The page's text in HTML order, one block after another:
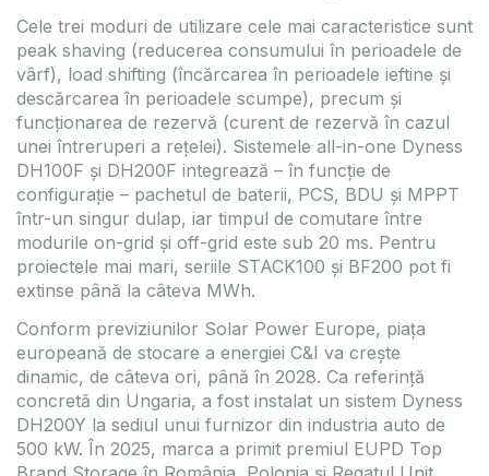
Cele trei moduri de utilizare cele mai caracteristice sunt
peak shaving (reducerea consumului în perioadele de
vârf), load shifting (încărcarea în perioadele ieftine și
descărcarea în perioadele scumpe), precum și
funcționarea de rezervă (curent de rezervă în cazul
unei întreruperi a rețelei). Sistemele all-in-one Dyness
DH100F și DH200F integrează – în funcție de
configurație – pachetul de baterii, PCS, BDU și MPPT
într-un singur dulap, iar timpul de comutare între
modurile on-grid și off-grid este sub 20 ms. Pentru
proiectele mai mari, seriile STACK100 și BF200 pot fi
extinse până la câteva MWh.
Conform previziunilor Solar Power Europe, piața
europeană de stocare a energiei C&I va crește
dinamic, de câteva ori, până în 2028. Ca referință
concretă din Ungaria, a fost instalat un sistem Dyness
DH200Y la sediul unui furnizor din industria auto de
500 kW. În 2025, marca a primit premiul EUPD Top